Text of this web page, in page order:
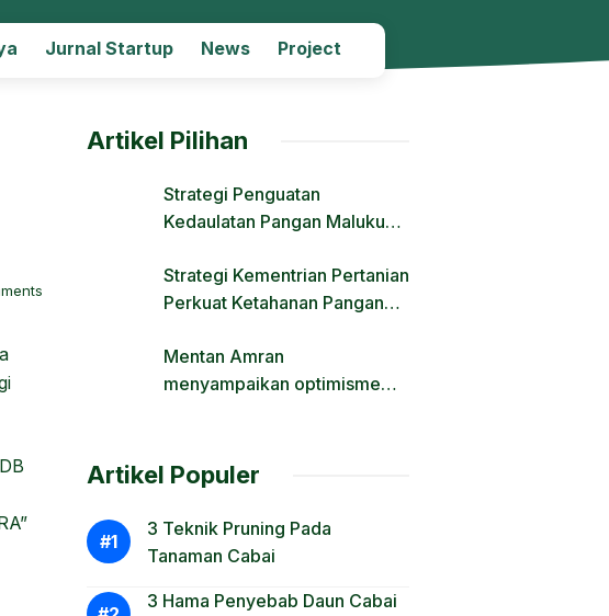
Jurnal Startup News Project
Artikel Pilihan
Strategi Penguatan
Kedaulatan Pangan Maluku
dan Regulasi Lahan
Strategi Kementrian Pertanian
Perkuat Ketahanan Pangan
Krisis Iklim dan Fenomena El
Nino
Mentan Amran
menyampaikan optimisme
Artikel Populer
3 Teknik Pruning Pada
Tanaman Cabai
3 Hama Penyebab Daun Cabai